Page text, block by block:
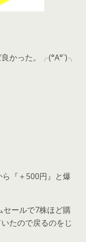
かった。╭(°A°`)╮
『＋500円』と爆
セールで7株ほど購
たので戻るのをじ